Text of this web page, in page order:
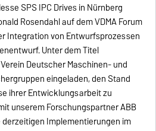
SPS IPC Drives in Nürnberg
Rosendahl auf dem VDMA Forum
Integration von Entwurfsprozessen
Unter dem Titel
Deutscher Maschinen- und
eingeladen, den Stand
ihrer Entwicklungsarbeit zu
unserem Forschungspartner ABB
Implementierungen im